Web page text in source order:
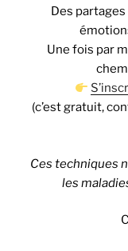
Des
Une fois par
(c’est gratuit,
Ces techniques
les